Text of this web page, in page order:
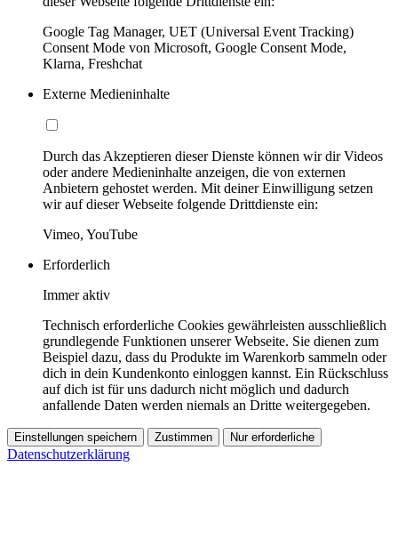
Google Tag Manager, UET (Universal Event Tracking)
Consent Mode von Microsoft, Google Consent Mode,
Klarna, Freshchat
Externe Medieninhalte
Durch das Akzeptieren dieser Dienste können wir dir Videos
oder andere Medieninhalte anzeigen, die von externen
Anbietern gehostet werden. Mit deiner Einwilligung setzen
wir auf dieser Webseite folgende Drittdienste ein:
Vimeo, YouTube
Erforderlich
Immer aktiv
Technisch erforderliche Cookies gewährleisten ausschließlich
grundlegende Funktionen unserer Webseite. Sie dienen zum
Beispiel dazu, dass du Produkte im Warenkorb sammeln oder
dich in dein Kundenkonto einloggen kannst. Ein Rückschluss
auf dich ist für uns dadurch nicht möglich und dadurch
anfallende Daten werden niemals an Dritte weitergegeben.
Einstellungen speichern Zustimmen Nur erforderliche
Datenschutzerklärung